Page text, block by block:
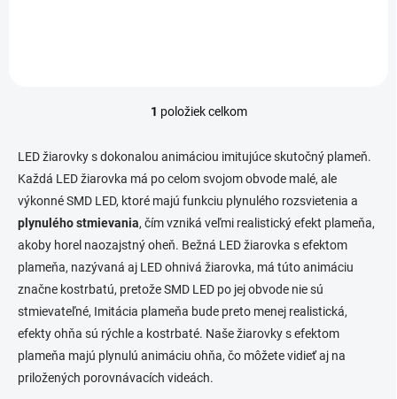
O
l
d
a
c
i
e
p
r
v
k
y
v
ý
p
1 položiek celkom
LED žiarovky s dokonalou animáciou imitujúce skutočný plameň.
Každá LED žiarovka má po celom svojom obvode malé, ale
výkonné SMD LED, ktoré majú funkciu plynulého rozsvietenia a
plynulého stmievania, čím vzniká veľmi realistický efekt plameňa,
akoby horel naozajstný oheň. Bežná LED žiarovka s efektom
plameňa, nazývaná aj LED ohnivá žiarovka, má túto animáciu
značne kostrbatú, pretože SMD LED po jej obvode nie sú
stmievateľné, Imitácia plameňa bude preto menej realistická,
efekty ohňa sú rýchle a kostrbaté. Naše žiarovky s efektom
plameňa majú plynulú animáciu ohňa, čo môžete vidieť aj na
priložených porovnávacích videách.